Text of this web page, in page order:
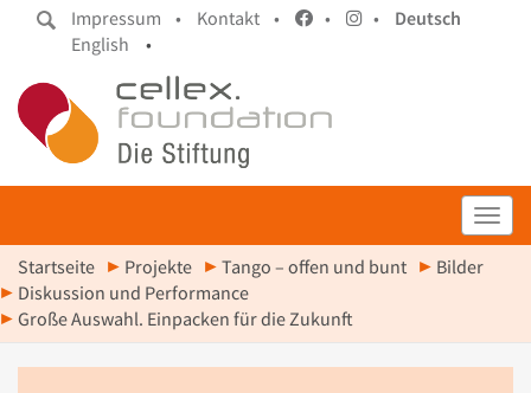
Impressum • Kontakt • • •
Deutsch
English
•
Startseite Projekte Tango – offen und bunt
Bilder
Diskussion und Performance
Große Auswahl. Einpacken für die Zukunft